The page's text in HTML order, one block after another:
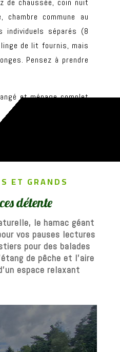
de chaussée, coin nuit
chambre commune au
séparés (8
de lit fournis, mais
Pensez à prendre
et ménage complet
ET GRANDS
détente
le hamac géant
vos pauses lectures
pour des balades
de pêche et l’aire
espace relaxant